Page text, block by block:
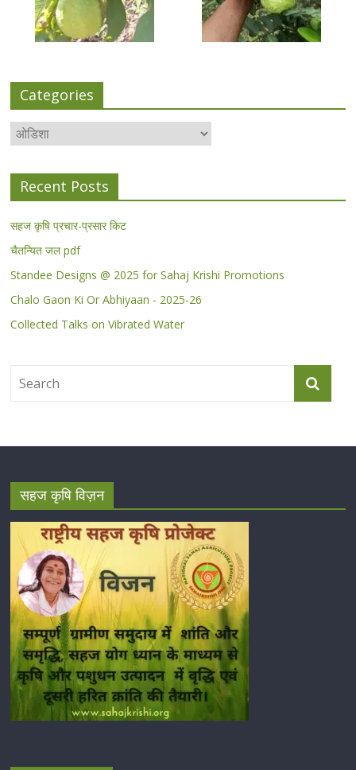
Categories
Categories
Recent Posts
सहज कृषि प्रचार-प्रसार किट
चैतन्यित जल pdf
Standee Designs @ 2025 for Sahaj Krishi Promotions
Chalo Gaon Ki Or Abhiyaan - 2025-26
Collected Talks on Vibrated Water
सहज कृषि विज़न